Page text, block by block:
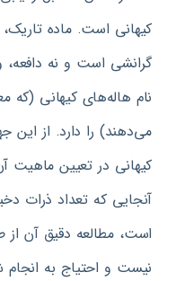
کیهانی است. ماده تاریک،
گرانشی است و نه دافعه،‌
نام هاله‌های کیهانی (که
می‌دهند) را دارد. از این
کیهانی در تعیین ماهیت
آنجایی که تعداد ذرات
است، مطالعه دقیق آن
نیست و احتیاج به انجام